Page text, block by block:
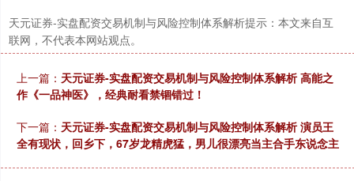
天元证券-实盘配资交易机制与风险控制体系解析提示：本文来自互
联网，不代表本网站观点。
上一篇： 天元证券-实盘配资交易机制与风险控制体系解析 高能之
作《一品神医》，经典耐看禁锢错过！
下一篇： 天元证券-实盘配资交易机制与风险控制体系解析 演员王
全有现状，回乡下，67岁龙精虎猛，男儿很漂亮当主合手东说念主